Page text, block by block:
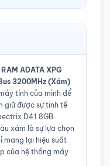
ADATA XPG
3200MHz (Xám)
tính của mình để
giữ được sự tinh tế
D41 8GB
xám là sự lựa chọn
mang lại hiệu suất
của hệ thống máy